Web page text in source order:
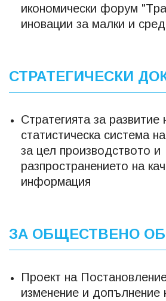
икономически форум
иновации за малки и
СТРАТЕГИЧЕСКИ
Стратегията за развитие
статистическа система
за цел производството и
разпространението на
информация
ЗА ОБЩЕСТВЕНО
Проект на
изменение и допълнение